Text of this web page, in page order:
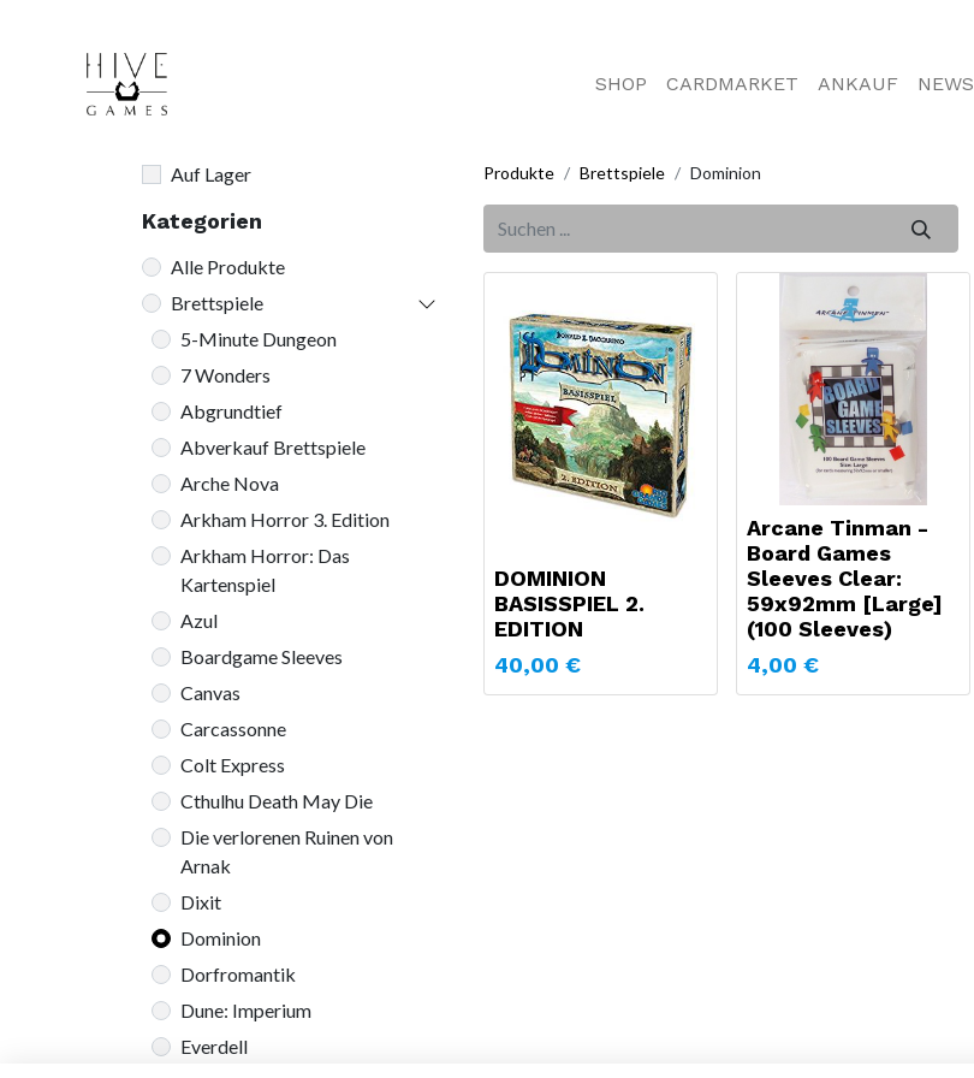
SHOP CARDMARKET ANKAUF NEWS
Auf Lager
Kategorien
Alle Produkte
Brettspiele
5-Minute Dungeon
7 Wonders
Abgrundtief
Abverkauf Brettspiele
Arche Nova
Arkham Horror 3. Edition
Arkham Horror: Das
Kartenspiel
Azul
Boardgame Sleeves
Canvas
Carcassonne
Colt Express
Cthulhu Death May Die
Die verlorenen Ruinen von
Arnak
Dixit
Dominion
Dorfromantik
Dune: Imperium
Everdell
Produkte Brettspiele Dominion
DOMINION
BASISSPIEL 2.
EDITION
40,00 €
Arcane Tinman -
Board Games
Sleeves Clear:
59x92mm [Large]
(100 Sleeves)
4,00 €